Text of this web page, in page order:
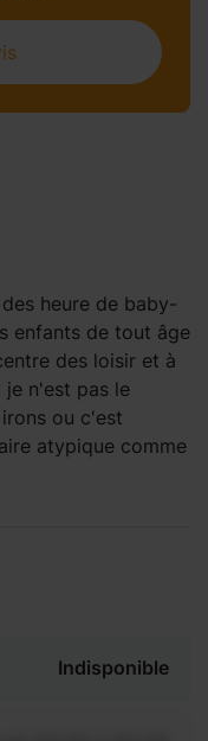
heure de baby-
enfants de tout âge
des loisir et à
je n'est pas le
ou c'est
atypique comme
Indisponible